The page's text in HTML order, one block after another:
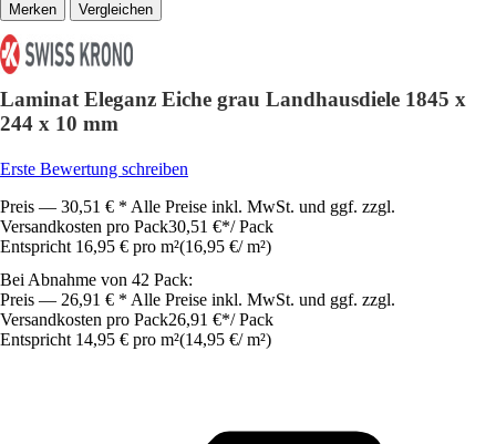
Vergleichen
Laminat Eleganz Eiche grau Landhausdiele 1845 x
244 x 10 mm
Erste Bewertung schreiben
Preis — 30,51 € * Alle Preise inkl. MwSt. und ggf. zzgl.
Versandkosten pro Pack30,51 €*/ Pack
Entspricht 16,95 € pro m²(16,95 €/ m²)
Bei Abnahme von 42 Pack:
Preis — 26,91 € * Alle Preise inkl. MwSt. und ggf. zzgl.
Versandkosten pro Pack26,91 €*/ Pack
Entspricht 14,95 € pro m²(14,95 €/ m²)